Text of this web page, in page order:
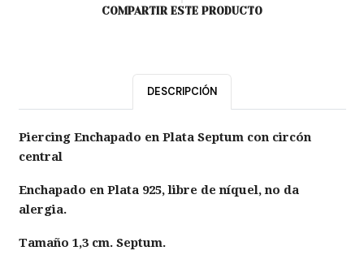
COMPARTIR ESTE PRODUCTO
DESCRIPCIÓN
Piercing Enchapado en Plata Septum con circón
central
Enchapado en Plata 925, libre de níquel, no da
alergia.
Tamaño 1,3 cm. Septum.